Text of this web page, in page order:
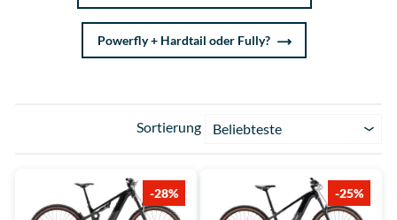
Powerfly + Hardtail oder Fully?
Sortierung Beliebteste
-28% -25%